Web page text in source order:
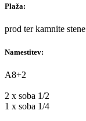
Plaža:
prod ter kamnite stene
Namestitev:
A8+2
2 x soba 1/2
1 x soba 1/4